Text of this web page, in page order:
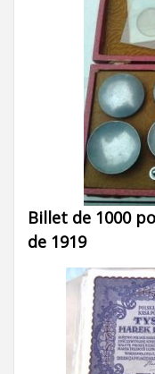
Billet de 1000
de 1919